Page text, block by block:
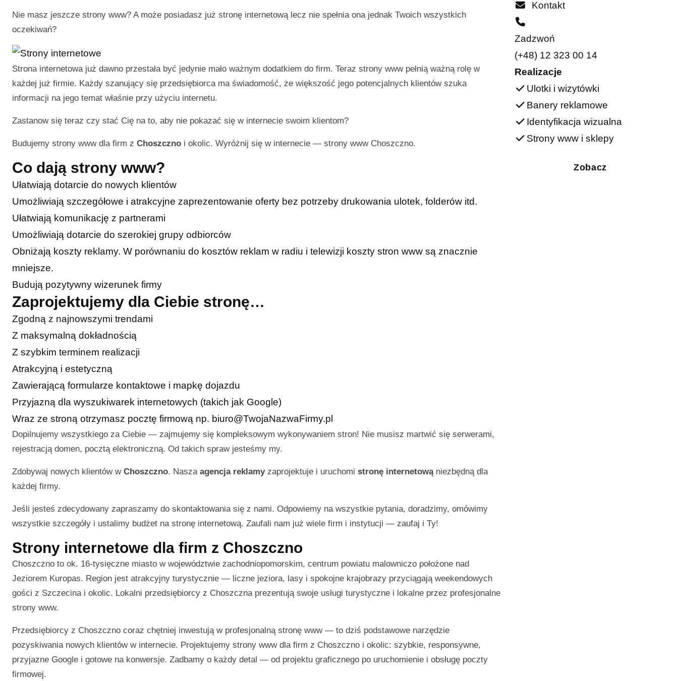
Nie masz jeszcze strony www? A może posiadasz już stronę internetową lecz nie spełnia ona jednak Twoich wszystkich
oczekiwań?
Strona internetowa już dawno przestała być jedynie mało ważnym dodatkiem do firm. Teraz strony www pełnią ważną rolę w
każdej już firmie. Każdy szanujący się przedsiębiorca ma świadomość, że większość jego potencjalnych klientów szuka
informacji na jego temat właśnie przy użyciu internetu.
Zastanow się teraz czy stać Cię na to, aby nie pokazać się w internecie swoim klientom?
Budujemy strony www dla firm z Choszczno i okolic. Wyróżnij się w internecie — strony www Choszczno.
Co dają strony www?
Ułatwiają dotarcie do nowych klientów
Umożliwiają szczegółowe i atrakcyjne zaprezentowanie oferty bez potrzeby drukowania ulotek, folderów itd.
Ułatwiają komunikację z partnerami
Umożliwiają dotarcie do szerokiej grupy odbiorców
Obniżają koszty reklamy. W porównaniu do kosztów reklam w radiu i telewizji koszty stron www są znacznie
mniejsze.
Budują pozytywny wizerunek firmy
Zaprojektujemy dla Ciebie stronę…
Zgodną z najnowszymi trendami
Z maksymalną dokładnością
Z szybkim terminem realizacji
Atrakcyjną i estetyczną
Zawierającą formularze kontaktowe i mapkę dojazdu
Przyjazną dla wyszukiwarek internetowych (takich jak Google)
Wraz ze stroną otrzymasz pocztę firmową np. biuro@TwojaNazwaFirmy.pl
Dopilnujemy wszystkiego za Ciebie — zajmujemy się kompleksowym wykonywaniem stron! Nie musisz martwić się serwerami,
rejestracją domen, pocztą elektroniczną. Od takich spraw jesteśmy my.
Zdobywaj nowych klientów w Choszczno. Nasza agencja reklamyzaprojektuje i uruchomi stronę internetowąniezbędną dla
każdej firmy.
Jeśli jesteś zdecydowany zapraszamy do skontaktowania się z nami. Odpowiemy na wszystkie pytania, doradzimy, omówimy
wszystkie szczegóły i ustalimy budżet na stronę internetową. Zaufali nam już wiele firm i instytucji — zaufaj i Ty!
Strony internetowe dla firm z Choszczno
Choszczno to ok. 16-tysięczne miasto w województwie zachodniopomorskim, centrum powiatu malowniczo położone nad
Jeziorem Kuropas. Region jest atrakcyjny turystycznie — liczne jeziora, lasy i spokojne krajobrazy przyciągają weekendowych
gości z Szczecina i okolic. Lokalni przedsiębiorcy z Choszczna prezentują swoje usługi turystyczne i lokalne przez profesjonalne
strony www.
Przedsiębiorcy z Choszczno coraz chętniej inwestują w profesjonalną stronę www — to dziś podstawowe narzędzie
pozyskiwania nowych klientów w internecie. Projektujemy strony www dla firm z Choszczno i okolic: szybkie, responsywne,
przyjazne Google i gotowe na konwersje. Zadbamy o każdy detal — od projektu graficznego po uruchomienie i obsługę poczty
firmowej.
Kontakt
Zadzwoń
(+48) 12 323 00 14
Realizacje
Ulotki i wizytówki
Banery reklamowe
Identyfikacja wizualna
Strony www i sklepy
Zobacz